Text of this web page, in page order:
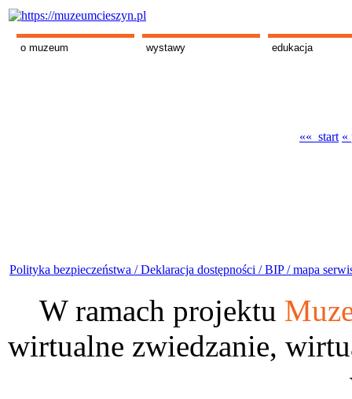
o muzeum wystawy edukacja
«« start «
Polityka bezpieczeństwa /Deklaracja dostępności /BIP /mapa
W ramach projektu
wirtualne zwiedzanie,